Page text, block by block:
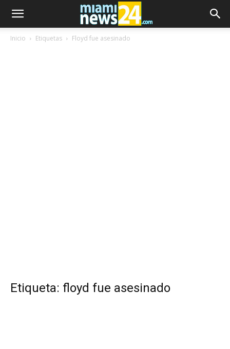
Inicio Etiquetas Floyd fue asesinado
Etiqueta: floyd fue asesinado